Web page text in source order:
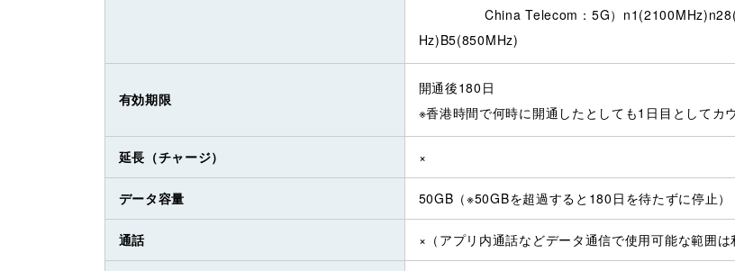
China Telecom：5G）
Hz)B5(850MHz)
有効期限
開通後180日
※香港時間で何時に開通したとしても1日目としてカ
延長（チャージ） ×
データ容量 50GB（※50GBを超過すると180日を待たずに停止）
通話 ×（アプリ内通話などデータ通信で使用可能な範囲は